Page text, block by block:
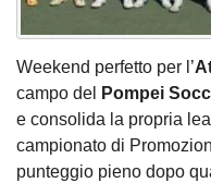
Weekend perfetto per l’
campo del
Pompei
e consolida la propria
campionato di
punteggio pieno dopo